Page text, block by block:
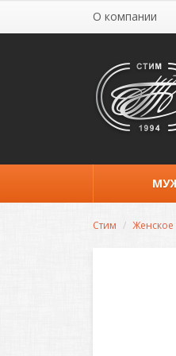
О компании
Стим Женское